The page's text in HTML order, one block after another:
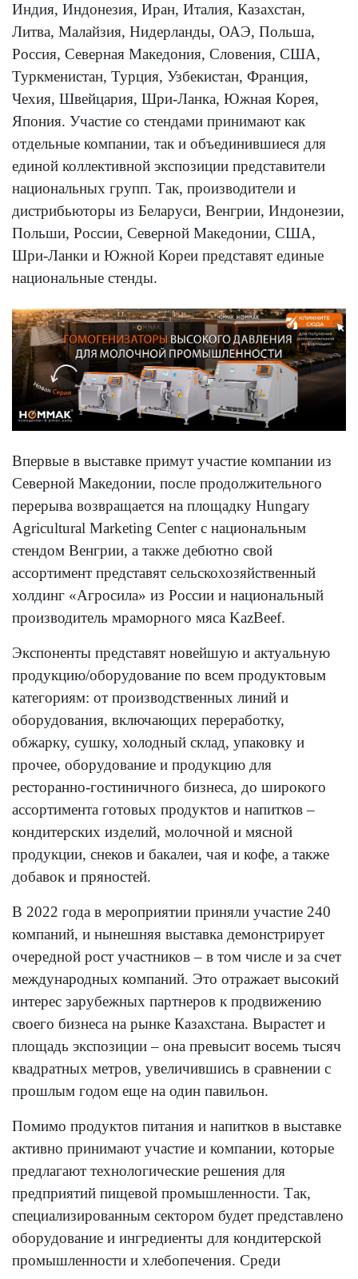
Индия, Индонезия, Иран, Италия, Казахстан,
Литва, Малайзия, Нидерланды, ОАЭ, Польша,
Россия, Северная Македония, Словения, США,
Туркменистан, Турция, Узбекистан, Франция,
Чехия, Швейцария, Шри-Ланка, Южная Корея,
Япония. Участие со стендами принимают как
отдельные компании, так и объединившиеся для
единой коллективной экспозиции представители
национальных групп. Так, производители и
дистрибьюторы из Беларуси, Венгрии, Индонезии,
Польши, России, Северной Македонии, США,
Шри-Ланки и Южной Кореи представят единые
национальные стенды.
Впервые в выставке примут участие компании из
Северной Македонии, после продолжительного
перерыва возвращается на площадку Hungary
Agricultural Marketing Center с национальным
стендом Венгрии, а также дебютно свой
ассортимент представят сельскохозяйственный
холдинг «Агросила» из России и национальный
производитель мраморного мяса KazBeef.
Экспоненты представят новейшую и актуальную
продукцию/оборудование по всем продуктовым
категориям: от производственных линий и
оборудования, включающих переработку,
обжарку, сушку, холодный склад, упаковку и
прочее, оборудование и продукцию для
ресторанно-гостиничного бизнеса, до широкого
ассортимента готовых продуктов и напитков –
кондитерских изделий, молочной и мясной
продукции, снеков и бакалеи, чая и кофе, а также
добавок и пряностей.
В 2022 года в мероприятии приняли участие 240
компаний, и нынешняя выставка демонстрирует
очередной рост участников – в том числе и за счет
международных компаний. Это отражает высокий
интерес зарубежных партнеров к продвижению
своего бизнеса на рынке Казахстана. Вырастет и
площадь экспозиции – она превысит восемь тысяч
квадратных метров, увеличившись в сравнении с
прошлым годом еще на один павильон.
Помимо продуктов питания и напитков в выставке
активно принимают участие и компании, которые
предлагают технологические решения для
предприятий пищевой промышленности. Так,
специализированным сектором будет представлено
оборудование и ингредиенты для кондитерской
промышленности и хлебопечения. Среди